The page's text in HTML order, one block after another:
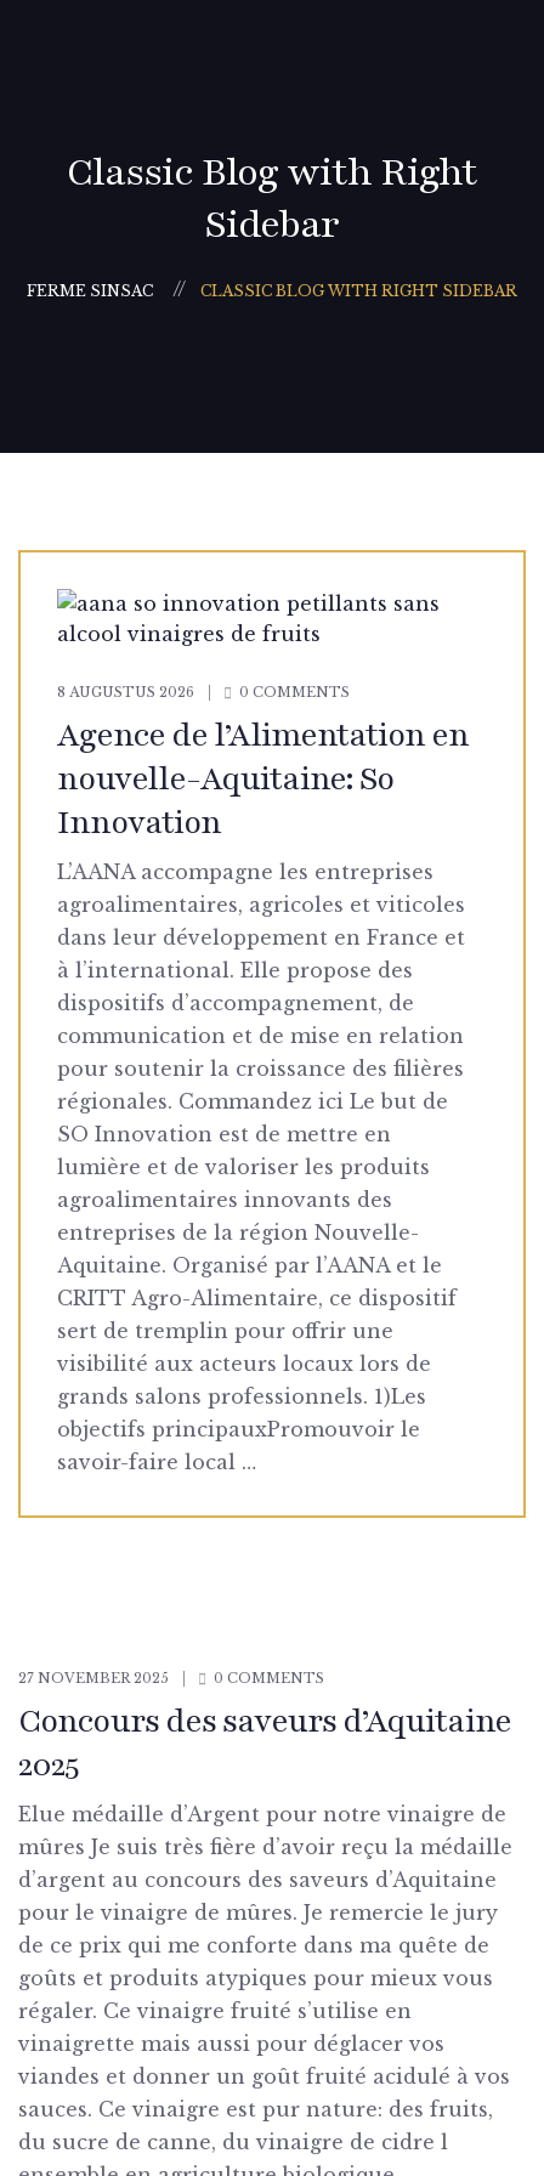
Classic Blog with Right
Sidebar
FERME SINSAC CLASSIC BLOG WITH RIGHT SIDEBAR
8 AUGUSTUS 2026 0 COMMENTS
Agence de l’Alimentation en
nouvelle-Aquitaine: So
Innovation
L’AANA accompagne les entreprises
agroalimentaires, agricoles et viticoles
dans leur développement en France et
à l’international. Elle propose des
dispositifs d’accompagnement, de
communication et de mise en relation
pour soutenir la croissance des filières
régionales. Commandez ici Le but de
SO Innovation est de mettre en
lumière et de valoriser les produits
agroalimentaires innovants des
entreprises de la région Nouvelle-
Aquitaine. Organisé par l’AANA et le
CRITT Agro-Alimentaire, ce dispositif
sert de tremplin pour offrir une
visibilité aux acteurs locaux lors de
grands salons professionnels. 1)Les
objectifs principauxPromouvoir le
savoir-faire local …
27 NOVEMBER 2025 0 COMMENTS
Concours des saveurs d’Aquitaine
2025
Elue médaille d’Argent pour notre vinaigre de
mûres Je suis très fière d’avoir reçu la médaille
d’argent au concours des saveurs d’Aquitaine
pour le vinaigre de mûres. Je remercie le jury
de ce prix qui me conforte dans ma quête de
goûts et produits atypiques pour mieux vous
régaler. Ce vinaigre fruité s’utilise en
vinaigrette mais aussi pour déglacer vos
viandes et donner un goût fruité acidulé à vos
sauces. Ce vinaigre est pur nature: des fruits,
du sucre de canne, du vinaigre de cidre l